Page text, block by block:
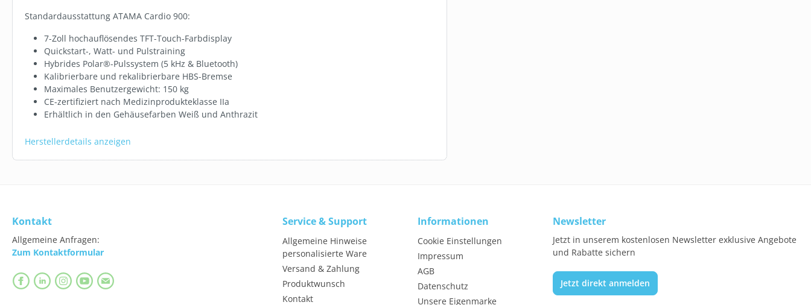
Standardausstattung ATAMA Cardio 900:
7-Zoll hochauflösendes TFT-Touch-Farbdisplay
Quickstart-, Watt- und Pulstraining
Hybrides Polar®-Pulssystem (5 kHz & Bluetooth)
Kalibrierbare und rekalibrierbare HBS-Bremse
Maximales Benutzergewicht: 150 kg
CE-zertifiziert nach Medizinprodukteklasse IIa
Erhältlich in den Gehäusefarben Weiß und Anthrazit
Herstellerdetails anzeigen
Kontakt
Allgemeine Anfragen:
Zum Kontaktformular
Service & Support
Allgemeine Hinweise
personalisierte Ware
Versand & Zahlung
Produktwunsch
Kontakt
Informationen
Cookie Einstellungen
Impressum
AGB
Datenschutz
Unsere Eigenmarke
Newsletter
Jetzt in unserem kostenlosen Newsletter exklusive Angebote
und Rabatte sichern
Jetzt direkt anmelden